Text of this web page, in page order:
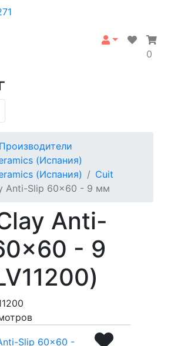
0
Производители
(Испания)
(Испания)
Cuit
Anti-Slip 60x60 - 9 мм
Anti-
- 9